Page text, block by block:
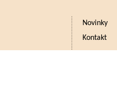
Novinky
Kontakt